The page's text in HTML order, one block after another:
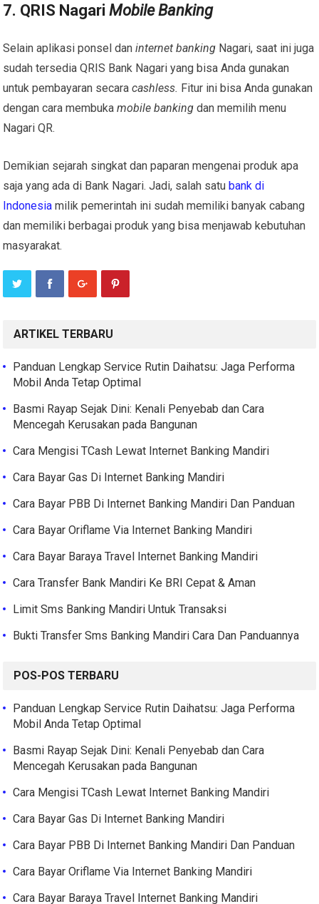
7. QRIS NagariMobile Banking
Selain aplikasi ponsel daninternet banking Nagari, saat ini juga
sudah tersediaQRIS Bank Nagari yang bisa Anda gunakan
untuk pembayaran secaracashless. Fitur ini bisa Anda gunakan
dengan cara membukamobile banking dan memilih menu
Nagari QR.
Demikian sejarah singkat dan paparan mengenai produk apa
saja yang ada di Bank Nagari. Jadi, salah satubank di
Indonesia milik pemerintah ini sudah memiliki banyak cabang
dan memiliki berbagai produk yang bisa menjawab kebutuhan
masyarakat.
ARTIKEL TERBARU
Panduan Lengkap Service Rutin Daihatsu: Jaga Performa
Mobil Anda Tetap Optimal
Basmi Rayap Sejak Dini: Kenali Penyebab dan Cara
Mencegah Kerusakan pada Bangunan
Cara Mengisi TCash Lewat Internet Banking Mandiri
Cara Bayar Gas Di Internet Banking Mandiri
Cara Bayar PBB Di Internet Banking Mandiri Dan Panduan
Cara Bayar Oriflame Via Internet Banking Mandiri
Cara Bayar Baraya Travel Internet Banking Mandiri
Cara Transfer Bank Mandiri Ke BRI Cepat & Aman
Limit Sms Banking Mandiri Untuk Transaksi
Bukti Transfer Sms Banking Mandiri Cara Dan Panduannya
POS-POS TERBARU
Panduan Lengkap Service Rutin Daihatsu: Jaga Performa
Mobil Anda Tetap Optimal
Basmi Rayap Sejak Dini: Kenali Penyebab dan Cara
Mencegah Kerusakan pada Bangunan
Cara Mengisi TCash Lewat Internet Banking Mandiri
Cara Bayar Gas Di Internet Banking Mandiri
Cara Bayar PBB Di Internet Banking Mandiri Dan Panduan
Cara Bayar Oriflame Via Internet Banking Mandiri
Cara Bayar Baraya Travel Internet Banking Mandiri